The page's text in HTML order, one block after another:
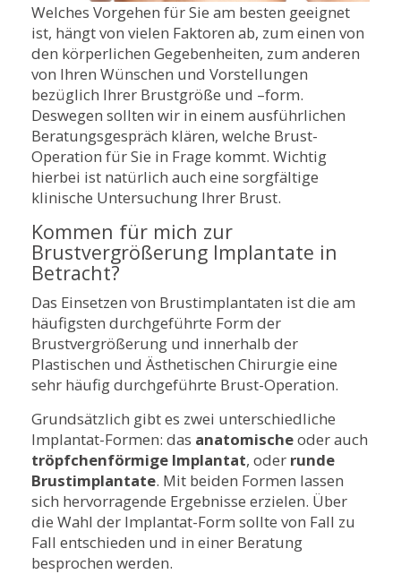
Welches Vorgehen für Sie am besten geeignet
ist, hängt von vielen Faktoren ab, zum einen von
den körperlichen Gegebenheiten, zum anderen
von Ihren Wünschen und Vorstellungen
bezüglich Ihrer Brustgröße und –form.
Deswegen sollten wir in einem ausführlichen
Beratungsgespräch klären, welche Brust-
Operation für Sie in Frage kommt. Wichtig
hierbei ist natürlich auch eine sorgfältige
klinische Untersuchung Ihrer Brust.
Kommen für mich zur
Brustvergrößerung Implantate in
Betracht?
Das Einsetzen von Brustimplantaten ist die am
häufigsten durchgeführte Form der
Brustvergrößerung und innerhalb der
Plastischen und Ästhetischen Chirurgie eine
sehr häufig durchgeführte Brust-Operation.
Grundsätzlich gibt es zwei unterschiedliche
Implantat-Formen: das anatomischeoder auch
tröpfchenförmige Implantat, oder runde
Brustimplantate. Mit beiden Formen lassen
sich hervorragende Ergebnisse erzielen. Über
die Wahl der Implantat-Form sollte von Fall zu
Fall entschieden und in einer Beratung
besprochen werden.